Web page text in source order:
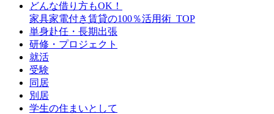
どんな借り方もOK！
家具家電付き賃貸の100％活用術_TOP
単身赴任・長期出張
研修・プロジェクト
就活
受験
同居
別居
学生の住まいとして